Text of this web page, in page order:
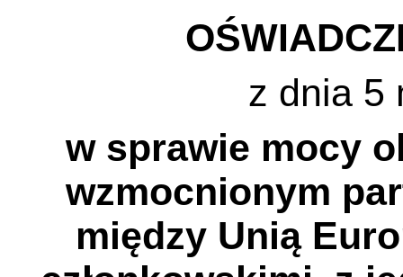
z dnia 5
w sprawie mocy
wzmocnionym
między Unią